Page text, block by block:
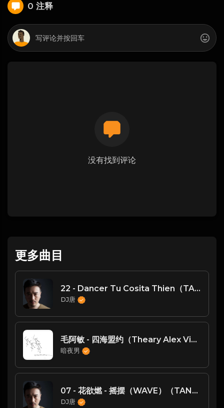
0 注释
没有找到评论
更多曲目
22 - Dancer Tu Cosita Thien（TANG唐 Vina Mix）
DJ唐
毛阿敏 - 四海盟约（Theary Alex VinaHouse 2025 Remix）
暗夜男
07 - 花欲燃 - 摇摆（WAVE）（TANG唐 Vina House MIX）
DJ唐